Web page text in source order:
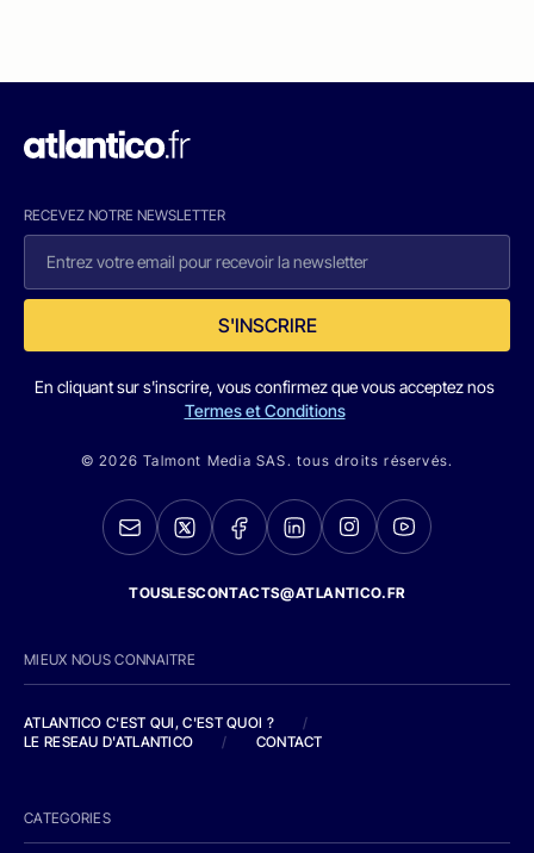
RECEVEZ NOTRE NEWSLETTER
S'INSCRIRE
En cliquant sur s'inscrire, vous confirmez que vous acceptez nos
Termes et Conditions
© 2026 Talmont Media SAS. tous droits réservés.
TOUSLESCONTACTS@ATLANTICO.FR
MIEUX NOUS CONNAITRE
ATLANTICO C'EST QUI, C'EST QUOI ?
/
LE RESEAU D'ATLANTICO
/ CONTACT
CATEGORIES